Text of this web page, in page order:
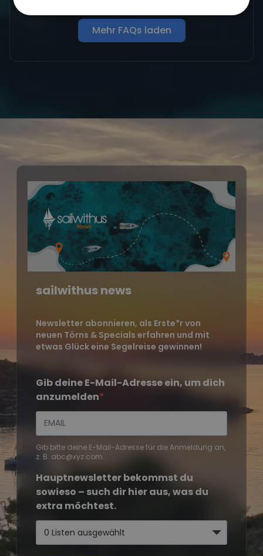
Mehr FAQs laden
sailwithus news
Newsletter abonnieren, als Erste*r von
neuen Törns & Specials erfahren und mit
etwas Glück eine Segelreise gewinnen!
Gib deine E-Mail-Adresse ein, um dich
anzumelden
Gib bitte deine E-Mail-Adresse für die Anmeldung an,
z. B. abc@xyz.com.
Hauptnewsletter bekommst du
sowieso – such dir hier aus, was du
extra möchtest.
0 Listen ausgewählt